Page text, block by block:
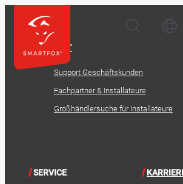
KONTAKT
Support Geschäftskunden
Fachpartner & Installateure
Großhändlersuche für Installateure
SERVICE